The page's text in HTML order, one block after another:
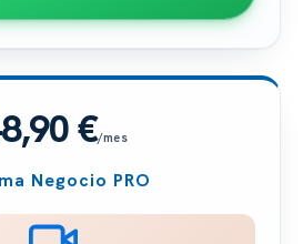
€/mes
Negocio PRO